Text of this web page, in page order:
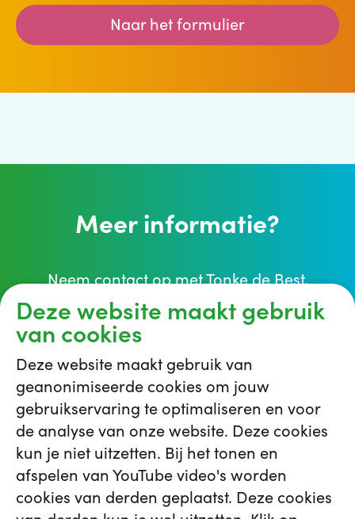
Naar het formulier
Meer informatie?
Neem contact op met Tonke de Best,
Praktijkopleider SEH.
antonia.bosland@ghz.nl
0182-505327
Deze website maakt gebruik
van cookies
Deze website maakt gebruik van
geanonimiseerde cookies om jouw
gebruikservaring te optimaliseren en voor
de analyse van onze website. Deze cookies
kun je niet uitzetten. Bij het tonen en
afspelen van YouTube video's worden
cookies van derden geplaatst. Deze cookies